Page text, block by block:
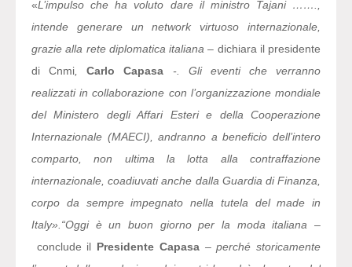
«L’impulso che ha voluto dare il ministro Tajani …….,
intende generare un network virtuoso internazionale,
grazie alla rete diplomatica italiana – dichiara il presidente
di Cnmi
Carlo Capasa -. Gli eventi che verranno
realizzati in collaborazione con l’organizzazione mondiale
del Ministero degli Affari Esteri e della Cooperazione
Internazionale (MAECI), andranno a beneficio dell’intero
comparto, non ultima la lotta alla contraffazione
internazionale, coadiuvati anche dalla Guardia di Finanza,
corpo da sempre impegnato nella tutela del made in
Italy».“Oggi è un buon giorno per la moda italiana –
conclude il Presidente Capasa– perché storicamente